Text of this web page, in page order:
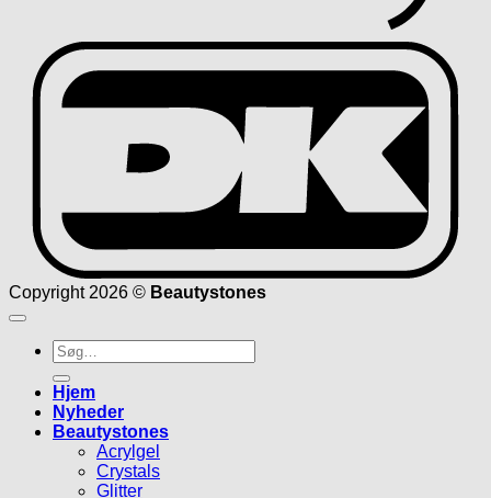
Copyright 2026 © Beautystones
Søg
efter:
Hjem
Nyheder
Beautystones
Acrylgel
Crystals
Glitter